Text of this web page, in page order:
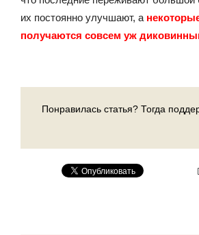
их постоянно улучшают, а
получаются совсем уж
Понравилась статья? Тогда